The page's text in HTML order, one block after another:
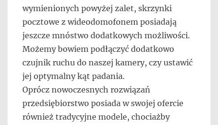
wymienionych powyżej zalet, skrzynki
pocztowe z wideodomofonem posiadają
jeszcze mnóstwo dodatkowych możliwości.
Możemy bowiem podłączyć dodatkowo
czujnik ruchu do naszej kamery, czy ustawić
jej optymalny kąt padania.
Oprócz nowoczesnych rozwiązań
przedsiębiorstwo posiada w swojej ofercie
również tradycyjne modele, chociażby